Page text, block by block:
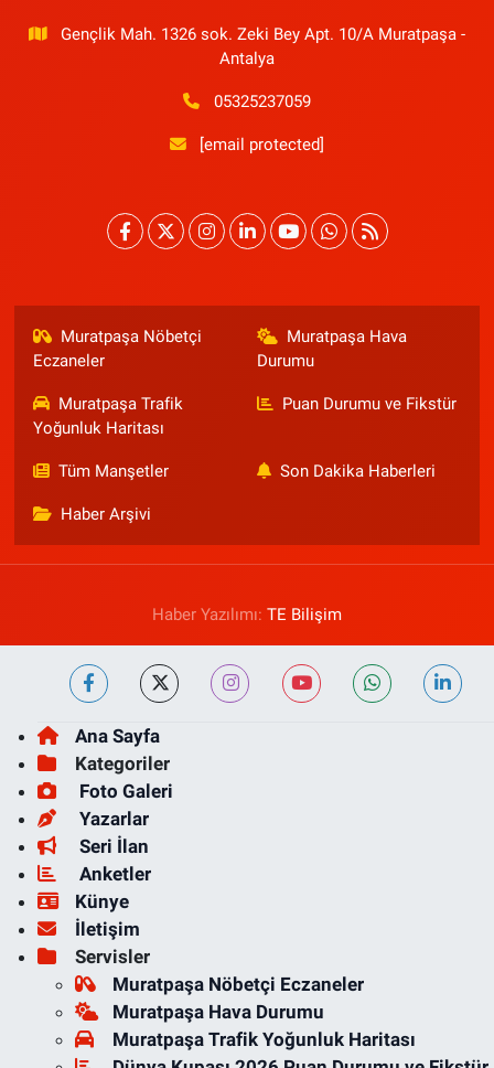
Gençlik Mah. 1326 sok. Zeki Bey Apt. 10/A Muratpaşa -
Antalya
05325237059
[email protected]
Muratpaşa Nöbetçi
Eczaneler
Muratpaşa Hava
Durumu
Muratpaşa Trafik
Yoğunluk Haritası
Puan Durumu ve Fikstür
Tüm Manşetler Son Dakika Haberleri
Haber Arşivi
Haber Yazılımı: TE Bilişim
Ana Sayfa
Kategoriler
Foto Galeri
Yazarlar
Seri İlan
Anketler
Künye
İletişim
Servisler
Muratpaşa Nöbetçi Eczaneler
Muratpaşa Hava Durumu
Muratpaşa Trafik Yoğunluk Haritası